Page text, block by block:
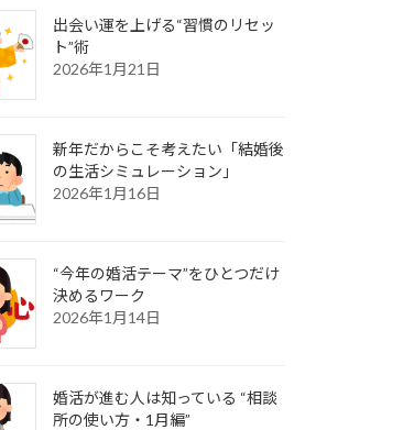
出会い運を上げる“習慣のリセッ
ト”術
2026年1月21日
新年だからこそ考えたい「結婚後
の生活シミュレーション」
2026年1月16日
“今年の婚活テーマ”をひとつだけ
決めるワーク
2026年1月14日
婚活が進む人は知っている “相談
所の使い方・1月編”